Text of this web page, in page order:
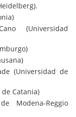
(Universidad
(Universidad de
Catania)
Modena-Reggio